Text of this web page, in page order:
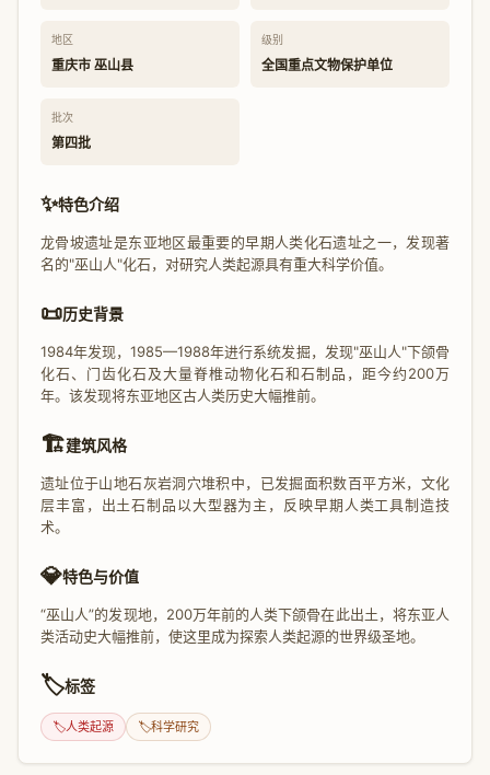
地区
重庆市 巫山县
级别
全国重点文物保护单位
批次
第四批
✨特色介绍
龙骨坡遗址是东亚地区最重要的早期人类化石遗址之一，发现著
名的"巫山人"化石，对研究人类起源具有重大科学价值。
📜历史背景
1984年发现，1985—1988年进行系统发掘，发现"巫山人"下颌骨
化石、门齿化石及大量脊椎动物化石和石制品，距今约200万
年。该发现将东亚地区古人类历史大幅推前。
🏗️建筑风格
遗址位于山地石灰岩洞穴堆积中，已发掘面积数百平方米，文化
层丰富，出土石制品以大型器为主，反映早期人类工具制造技
术。
💎特色与价值
“巫山人”的发现地，200万年前的人类下颌骨在此出土，将东亚人
类活动史大幅推前，使这里成为探索人类起源的世界级圣地。
🏷️标签
🏷️人类起源 🏷️科学研究